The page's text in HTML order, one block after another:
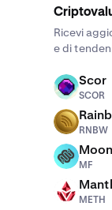
Ricevi
e di
SCOR Scor
SCOR
RNBW
RNBW
MF
MF
METH
METH